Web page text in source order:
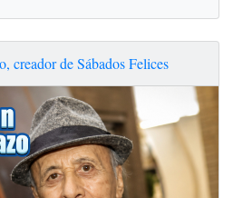
creador de Sábados Felices